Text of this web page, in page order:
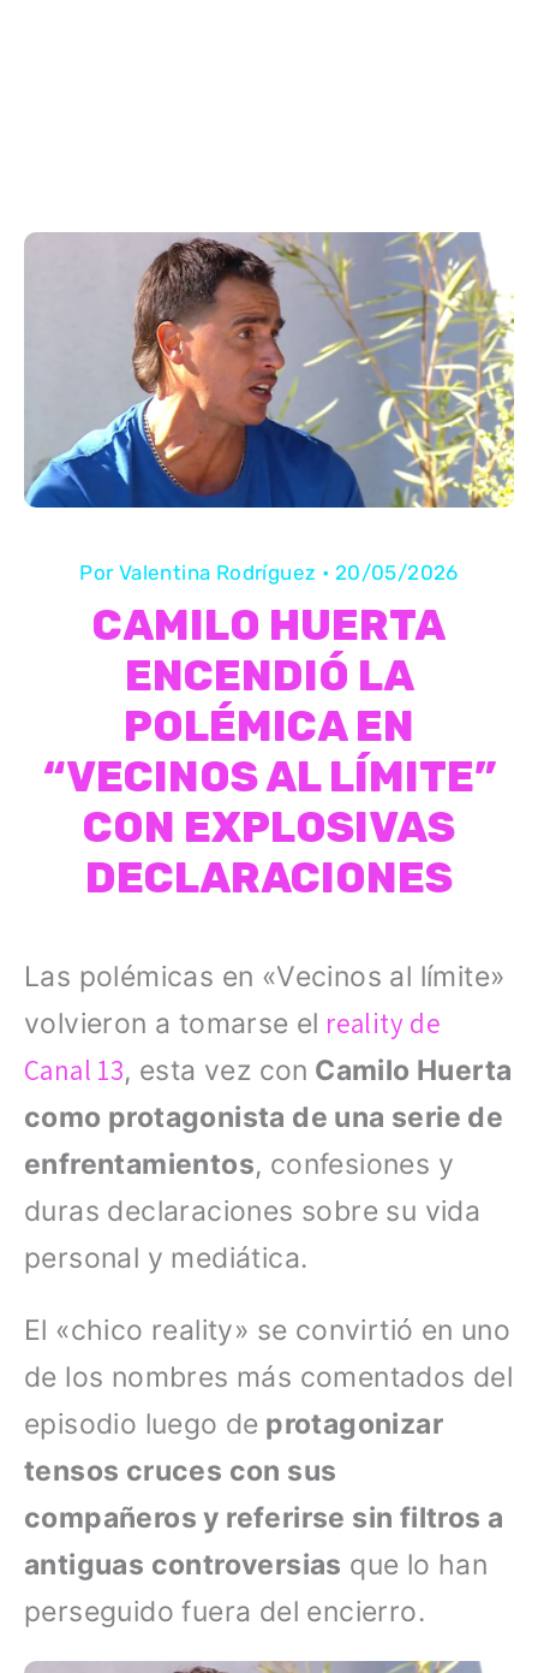
Por Valentina Rodríguez • 20/05/2026
CAMILO HUERTA
ENCENDIÓ LA
POLÉMICA EN
“VECINOS AL LÍMITE”
CON EXPLOSIVAS
DECLARACIONES
Las polémicas en «Vecinos al límite»
volvieron a tomarse el reality de
Canal 13, esta vez con Camilo Huerta
como protagonista de una serie de
enfrentamientos, confesiones y
duras declaraciones sobre su vida
personal y mediática.
El «chico reality» se convirtió en uno
de los nombres más comentados del
episodio luego de protagonizar
tensos cruces con sus
compañeros y referirse sin filtros a
antiguas controversias que lo han
perseguido fuera del encierro.